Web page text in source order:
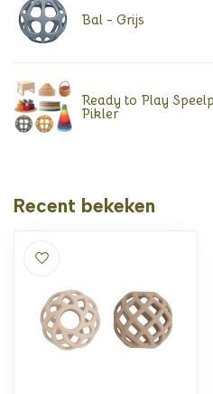
Bal - Grijs
Ready to Play
Pikler
Recent bekeken